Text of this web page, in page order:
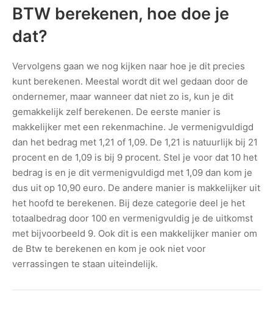
BTW berekenen, hoe doe je
dat?
Vervolgens gaan we nog kijken naar hoe je dit precies
kunt berekenen. Meestal wordt dit wel gedaan door de
ondernemer, maar wanneer dat niet zo is, kun je dit
gemakkelijk zelf berekenen. De eerste manier is
makkelijker met een rekenmachine. Je vermenigvuldigd
dan het bedrag met 1,21 of 1,09. De 1,21 is natuurlijk bij 21
procent en de 1,09 is bij 9 procent. Stel je voor dat 10 het
bedrag is en je dit vermenigvuldigd met 1,09 dan kom je
dus uit op 10,90 euro. De andere manier is makkelijker uit
het hoofd te berekenen. Bij deze categorie deel je het
totaalbedrag door 100 en vermenigvuldig je de uitkomst
met bijvoorbeeld 9. Ook dit is een makkelijker manier om
de Btw te berekenen en kom je ook niet voor
verrassingen te staan uiteindelijk.